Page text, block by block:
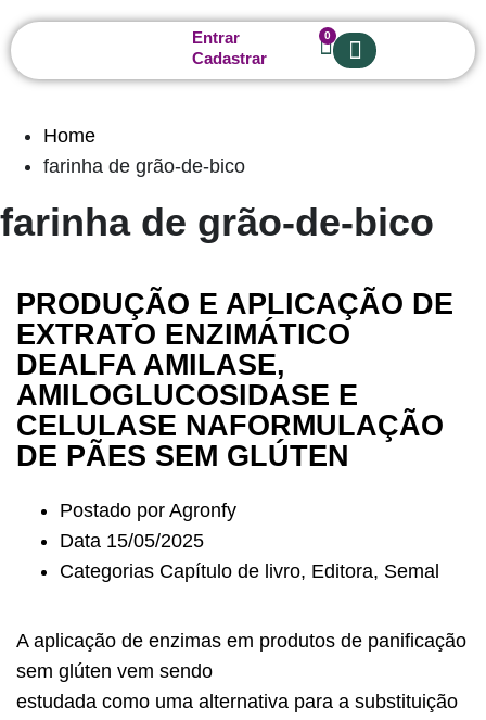
Entrar
Cadastrar
0
Home
farinha de grão-de-bico
farinha de grão-de-bico
PRODUÇÃO E APLICAÇÃO DE
EXTRATO ENZIMÁTICO
DEALFA AMILASE,
AMILOGLUCOSIDASE E
CELULASE NAFORMULAÇÃO
DE PÃES SEM GLÚTEN
Postado por Agronfy
Data 15/05/2025
Categorias Capítulo de livro, Editora, Semal
A aplicação de enzimas em produtos de panificação
sem glúten vem sendo
estudada como uma alternativa para a substituição